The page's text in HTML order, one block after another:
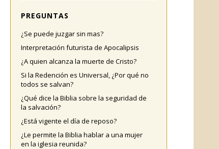
PREGUNTAS
¿Se puede juzgar sin mas?
Interpretación futurista de Apocalipsis
¿A quien alcanza la muerte de Cristo?
Si la Redención es Universal, ¿Por qué no
todos se salvan?
¿Qué dice la Biblia sobre la seguridad de
la salvación?
¿Está vigente el día de reposo?
¿Le permite la Biblia hablar a una mujer
en la iglesia reunida?